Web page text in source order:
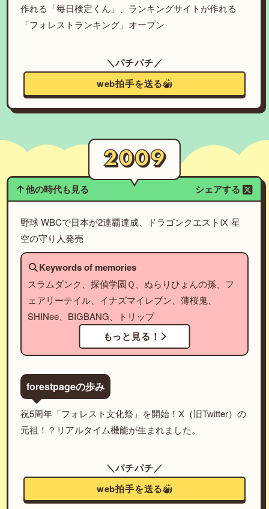
作れる「毎日検定くん」、ランキングサイトが作れる
「フォレストランキング」オープン
＼パチパチ／
web拍手を送る
他の時代も見る シェアする
野球 WBCで日本が2連覇達成、ドラゴンクエストⅨ 星
空の守り人発売
Keywords of memories
スラムダンク、探偵学園Ｑ、ぬらりひょんの孫、フ
ェアリーテイル、イナズマイレブン、薄桜鬼、
SHINee、BIGBANG、トリップ
もっと見る！
forestpageの歩み
祝5周年「フォレスト文化祭」を開始！X（旧Twitter）の
元祖！？リアルタイム機能が生まれました。
＼パチパチ／
web拍手を送る